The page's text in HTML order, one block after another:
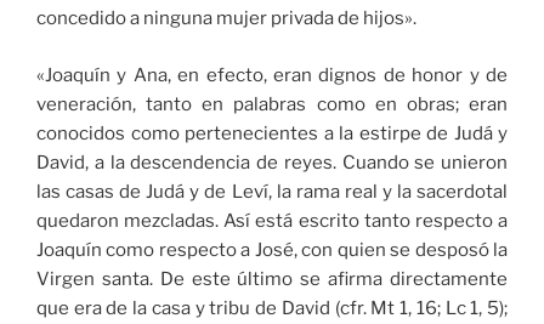
concedido a ninguna mujer privada de hijos».
«Joaquín y Ana, en efecto, eran dignos de honor y de
veneración, tanto en palabras como en obras; eran
conocidos como pertenecientes a la estirpe de Judá y
David, a la descendencia de reyes. Cuando se unieron
las casas de Judá y de Leví, la rama real y la sacerdotal
quedaron mezcladas. Así está escrito tanto respecto a
Joaquín como respecto a José, con quien se desposó la
Virgen santa. De este último se afirma directamente
que era de la casa y tribu de David (cfr. Mt 1, 16; Lc 1, 5);